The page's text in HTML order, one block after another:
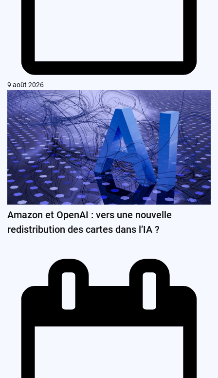
9 août 2026
Amazon et OpenAI : vers une nouvelle
redistribution des cartes dans l’IA ?